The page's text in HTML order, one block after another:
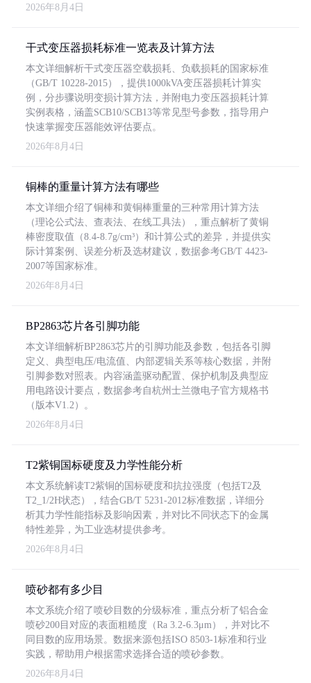
2026年8月4日
干式变压器损耗标准一览表及计算方法
本文详细解析干式变压器空载损耗、负载损耗的国家标准
（GB/T 10228-2015），提供1000kVA变压器损耗计算实
例，分步骤说明变损计算方法，并附电力变压器损耗计算
实例表格，涵盖SCB10/SCB13等常见型号参数，指导用户
快速掌握变压器能效评估要点。
2026年8月4日
铜棒的重量计算方法有哪些
本文详细介绍了铜棒和黄铜棒重量的三种常用计算方法
（理论公式法、查表法、在线工具法），重点解析了黄铜
棒密度取值（8.4-8.7g/cm³）和计算公式的差异，并提供实
际计算案例、误差分析及选材建议，数据参考GB/T 4423-
2007等国家标准。
2026年8月4日
BP2863芯片各引脚功能
本文详细解析BP2863芯片的引脚功能及参数，包括各引脚
定义、典型电压/电流值、内部逻辑关系等核心数据，并附
引脚参数对照表。内容涵盖驱动配置、保护机制及典型应
用电路设计要点，数据参考自杭州士兰微电子官方规格书
（版本V1.2）。
2026年8月4日
T2紫铜国标硬度及力学性能分析
本文系统解读T2紫铜的国标硬度和抗拉强度（包括T2及
T2_1/2H状态），结合GB/T 5231-2012标准数据，详细分
析其力学性能指标及影响因素，并对比不同状态下的金属
特性差异，为工业选材提供参考。
2026年8月4日
喷砂都有多少目
本文系统介绍了喷砂目数的分级标准，重点分析了铝合金
喷砂200目对应的表面粗糙度（Ra 3.2-6.3μm），并对比不
同目数的应用场景。数据来源包括ISO 8503-1标准和行业
实践，帮助用户根据需求选择合适的喷砂参数。
2026年8月4日